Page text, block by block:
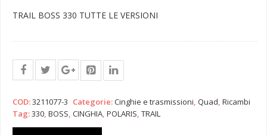
330
TRAIL BOSS 330 TUTTE LE VERSIONI
COD:3211077-3 Categorie:Cinghie e trasmissioni, Quad, Ricambi
Tag:330, BOSS, CINGHIA, POLARIS, TRAIL